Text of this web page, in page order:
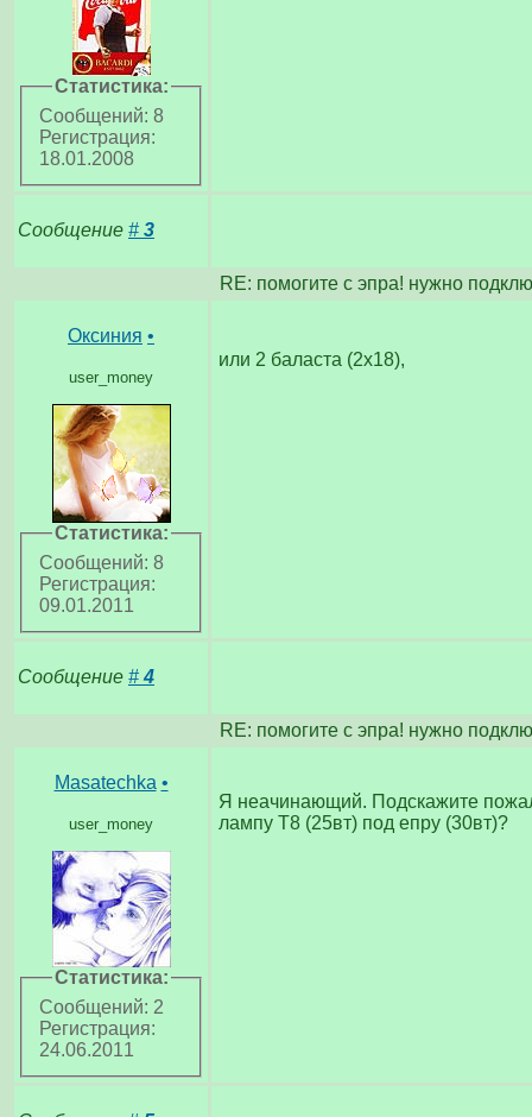
Статистика:
Сообщений: 8
Регистрация:
18.01.2008
Сообщение # 3
RE: помогите с эпра! нужно
Оксиния •
user_money
Статистика:
Сообщений: 8
Регистрация:
09.01.2011
или 2 баласта (2х18),
Сообщение #4
RE: помогите с эпра! нужно
Masatechka •
user_money
Статистика:
Сообщений: 2
Регистрация:
24.06.2011
Я неачинающий. Подскажите
лампу Т8 (25вт) под епру (30вт)?